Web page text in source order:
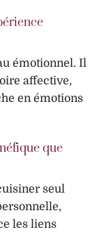
émotionnel. Il
affective,
en émotions
que
seul
les liens